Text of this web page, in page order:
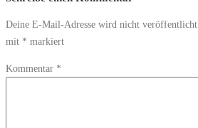
Deine E-Mail-Adresse wird nicht veröffentlicht.
mit * markiert
Kommentar *